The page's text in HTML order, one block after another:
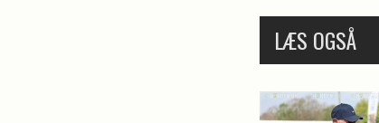
LÆS OGSÅ